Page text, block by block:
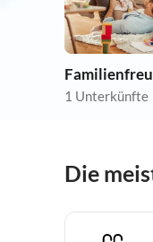
1 Unterkünfte
Die